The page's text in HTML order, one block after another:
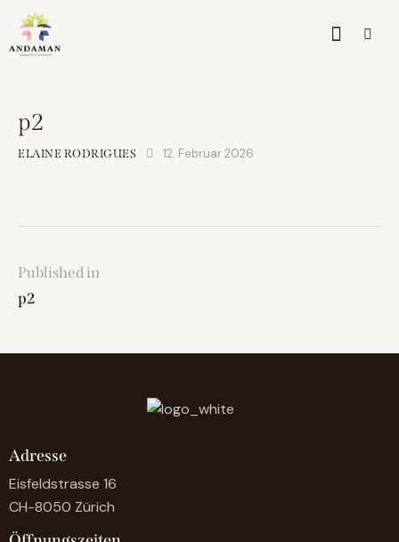
p2
ELAINE RODRIGUES 12. Februar 2026
Published in
p2
Adresse
Eisfeldstrasse 16
CH-8050 Zürich